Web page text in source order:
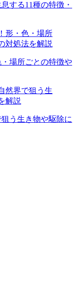
する11種の特徴・
場所ごとの特徴や
う生き物や駆除に